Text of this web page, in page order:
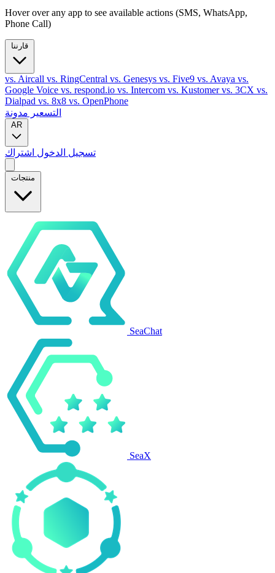
Hover over any app to see available actions (SMS, WhatsApp,
Phone Call)
vs. Aircall vs. RingCentral vs. Genesys vs. Five9 vs. Avaya vs.
Google Voice vs. respond.io vs. Intercom vs. Kustomervs. 3CX vs.
Dialpad vs. 8x8 vs. OpenPhone
التسعير مدونة
AR
تسجيل الدخول اشتراك
منتجات
SeaChat
SeaX